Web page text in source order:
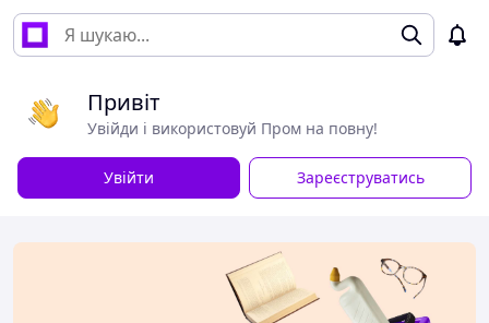
Привіт
Увійди і використовуй Пром на повну!
Увійти Зареєструватись